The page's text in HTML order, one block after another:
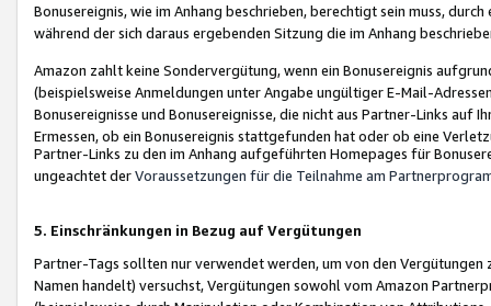
Bonusereignis, wie im Anhang beschrieben, berechtigt sein muss,
während der sich daraus ergebenden Sitzung die im Anhang
Amazon zahlt keine Sondervergütung, wenn ein Bonusereignis
(beispielsweise Anmeldungen unter Angabe ungültiger E-Mail-
Bonusereignisse und Bonusereignisse, die nicht aus Partner-Links auf
Ermessen, ob ein Bonusereignis stattgefunden hat oder ob eine
Partner-Links zu den im Anhang aufgeführten Homepages für
ungeachtet derVoraussetzungen für die Teilnahme am
5. Einschränkungen in Bezug auf Vergütungen
Partner-Tags sollten nur verwendet werden, um von den
Namen handelt) versuchst, Vergütungen sowohl vom Amazon